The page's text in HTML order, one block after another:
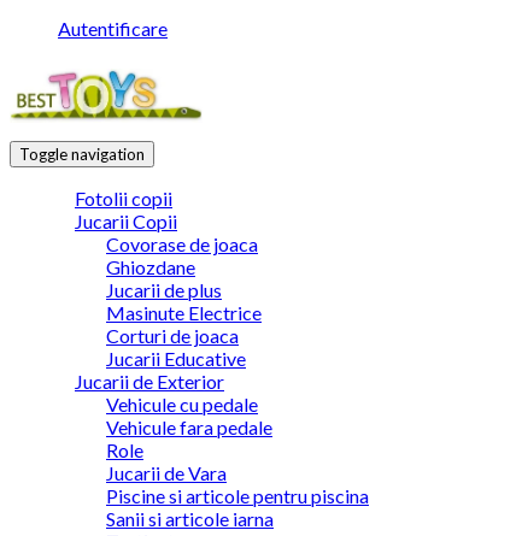
Autentificare
Toggle navigation
Fotolii copii
Jucarii Copii
Covorase de joaca
Ghiozdane
Jucarii de plus
Masinute Electrice
Corturi de joaca
Jucarii Educative
Jucarii de Exterior
Vehicule cu pedale
Vehicule fara pedale
Role
Jucarii de Vara
Piscine si articole pentru piscina
Sanii si articole iarna